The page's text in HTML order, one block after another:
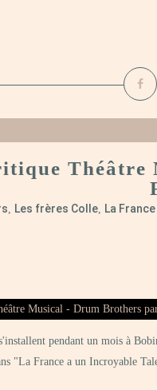
Théâtre
, Les frères Colle, La
pendant un mois à
"La France a un Incroyable